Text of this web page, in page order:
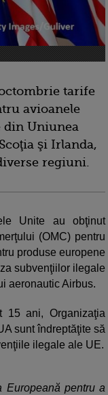
tarife
avioanele
din Uniunea
şi Irlanda,
regiuni.
Unite au obţinut
(OMC) pentru
produse europene
subvenţiilor ilegale
aeronautic Airbus.
15 ani, Organizaţia
sunt îndreptăţite să
ilegale ale UE.
Europeană pentru a